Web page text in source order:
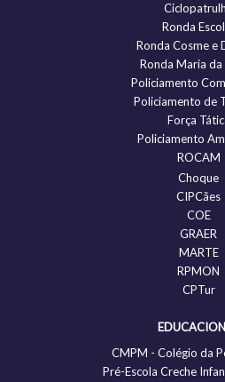
Ronda
Ronda Cosme e
Ronda Maria da
Policiamento
Policiamento de
Força
Policiamento
ROCAM
Choque
CIPCães
COE
GRAER
MARTE
RPMON
CPTur
CMPM - Colégio da
Pré-Escola Creche